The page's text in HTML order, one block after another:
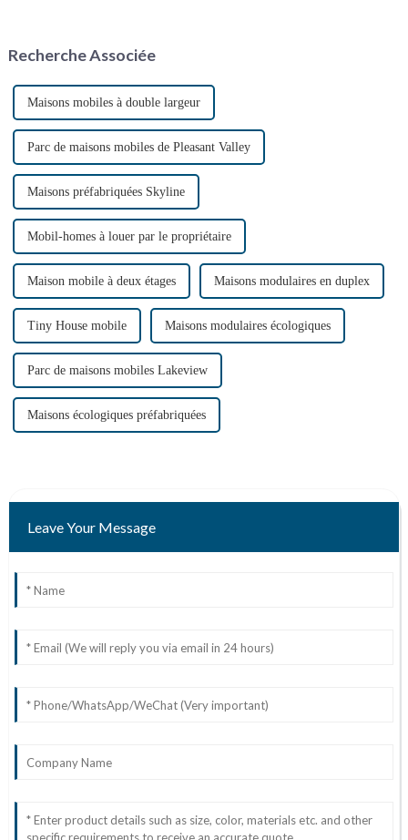
révolutionner le secteur.
Recherche Associée
Maisons mobiles à double largeur
Parc de maisons mobiles de Pleasant Valley
Maisons préfabriquées Skyline
Mobil-homes à louer par le propriétaire
Maison mobile à deux étages Maisons modulaires en duplex
Tiny House mobile Maisons modulaires écologiques
Parc de maisons mobiles Lakeview
Maisons écologiques préfabriquées
Leave Your Message